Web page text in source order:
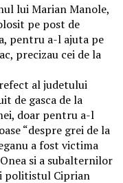
lui Marian Manole,
pe post de
pentru a-l ajuta pe
precizau cei de la
al judetului
de gasca de la
doar pentru a-l
“despre grei de la
a fost victima
si a subalternilor
politistul Ciprian